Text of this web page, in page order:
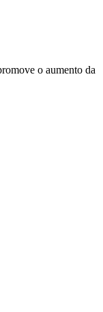
o aumento da